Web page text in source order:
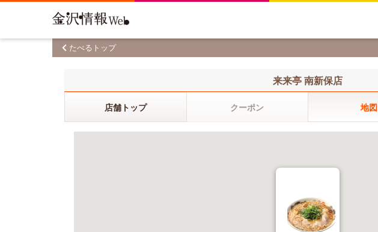
たべるトップ
来来亭 南新保店
店舗トップ クーポン 地図